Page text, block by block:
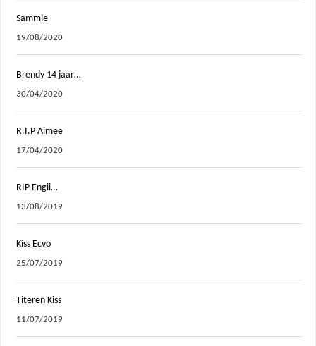
Sammie
19/08/2020
Brendy 14 jaar…
30/04/2020
R.I.P Aimee
17/04/2020
RIP Engii…
13/08/2019
Kiss Ecvo
25/07/2019
Titeren Kiss
11/07/2019